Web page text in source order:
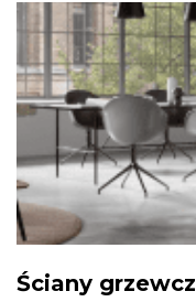
Ściany